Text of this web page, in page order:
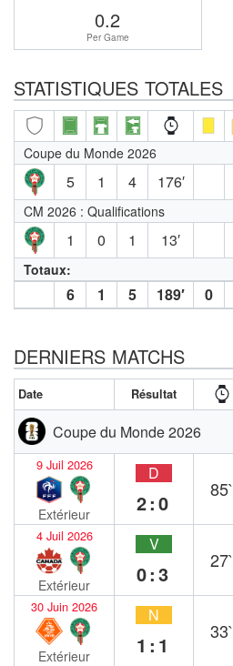
0.2
Per Game
STATISTIQUES TOTALES
Coupe du Monde 2026
5 1 4 176′
CM 2026 : Qualifications
1 0 1 13′
Totaux:
6 1 5 189′ 0
DERNIERS MATCHS
Date Résultat
Coupe du Monde 2026
9 Juil 2026
Extérieur
D
2:0
85`
4 Juil 2026
Extérieur
V
0:3
27`
30 Juin 2026
Extérieur
N
1:1
33`